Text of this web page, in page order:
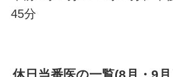
45分
休日当番医の一覧(8月・9月